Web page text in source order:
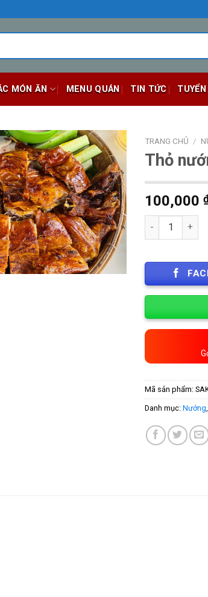
MÓN ĂN MENU QUÁN TIN TỨC
TRANG CHỦ /
Thỏ
100,000
Số lượng
Mã sản phẩm:
Danh mục:Nướng